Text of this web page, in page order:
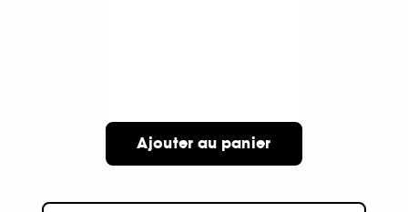
Ajouter au panier